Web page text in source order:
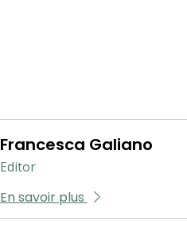
Francesca Galiano
Editor
En savoir plus